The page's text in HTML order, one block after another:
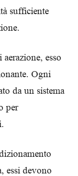
sufficiente
esso
Ogni
da un sistema
per
essi devono